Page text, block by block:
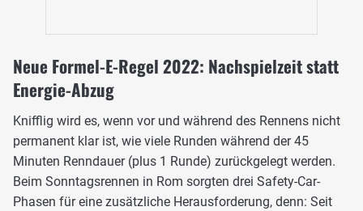
Neue Formel-E-Regel 2022: Nachspielzeit statt
Energie-Abzug
Knifflig wird es, wenn vor und während des Rennens nicht
permanent klar ist, wie viele Runden während der 45
Minuten Renndauer (plus 1 Runde) zurückgelegt werden.
Beim Sonntagsrennen in Rom sorgten drei Safety-Car-
Phasen für eine zusätzliche Herausforderung, denn: Seit